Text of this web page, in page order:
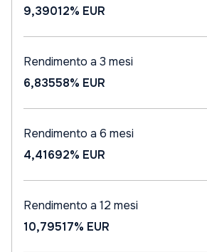
9,39012% EUR
Rendimento a 3 mesi
6,83558% EUR
Rendimento a 6 mesi
4,41692% EUR
Rendimento a 12 mesi
10,79517% EUR